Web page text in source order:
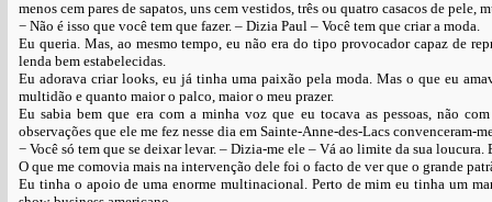
menos cem pares de sapatos, uns cem vestidos, três ou quatro casacos de
− Não é isso que você tem que fazer. – Dizia Paul – Você tem que criar a moda.
Eu queria. Mas, ao mesmo tempo, eu não era do tipo provocador capaz de
lenda bem estabelecidas.
Eu adorava criar looks, eu já tinha uma paixão pela moda. Mas o que eu
multidão e quanto maior o palco, maior o meu prazer.
Eu sabia bem que era com a minha voz que eu tocava as pessoas, não
observações que ele me fez nesse dia em Sainte-Anne-des-Lacs convenceram-
− Você só tem que se deixar levar. – Dizia-me ele – Vá ao limite da sua loucura.
O que me comovia mais na intervenção dele foi o facto de ver que o grande
Eu tinha o apoio de uma enorme multinacional. Perto de mim eu tinha um